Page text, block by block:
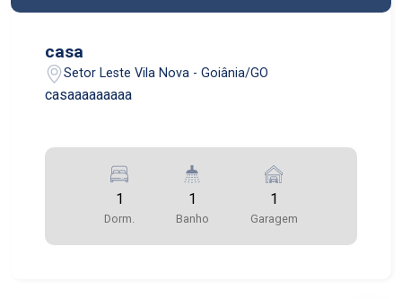
casa
Setor Leste Vila Nova - Goiânia/GO
casaaaaaaaaa
1
Dorm.
1
Banho
1
Garagem